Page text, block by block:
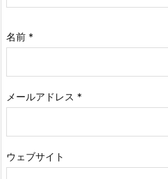
名前 *
メールアドレス *
ウェブサイト